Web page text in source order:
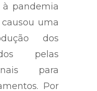
pandemia
uma
dos
pelas
para
Por